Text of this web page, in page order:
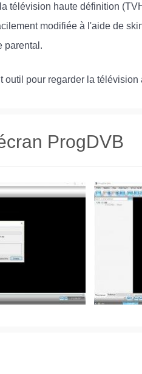
télévision haute définition
modifiée à l'aide de
parental.
outil pour regarder la
ProgDVB